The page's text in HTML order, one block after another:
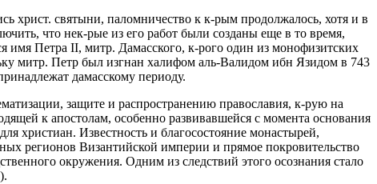
христ. святыни, паломничество к к-рым продолжалось, хотя и в
что нек-рые из его работ были созданы еще в то время,
Петра II, митр. Дамасского, к-рого один из монофизитских
митр. Петр был изгнан халифом аль-Валидом ибн Язидом в 743
дамасскому периоду.
защите и распространению православия, к-рую на
к апостолам, особенно развивавшейся с момента основания
христиан. Известность и благосостояние монастырей,
регионов Византийской империи и прямое покровительство
окружения. Одним из следствий этого осознания стало